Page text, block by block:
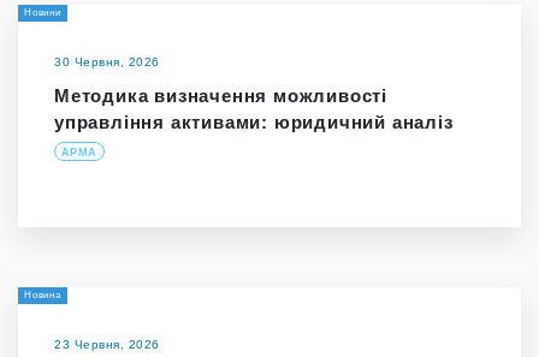
Новини
30 Червня, 2026
Методика визначення можливості
управління активами: юридичний аналіз
АРМА
Новина
23 Червня, 2026